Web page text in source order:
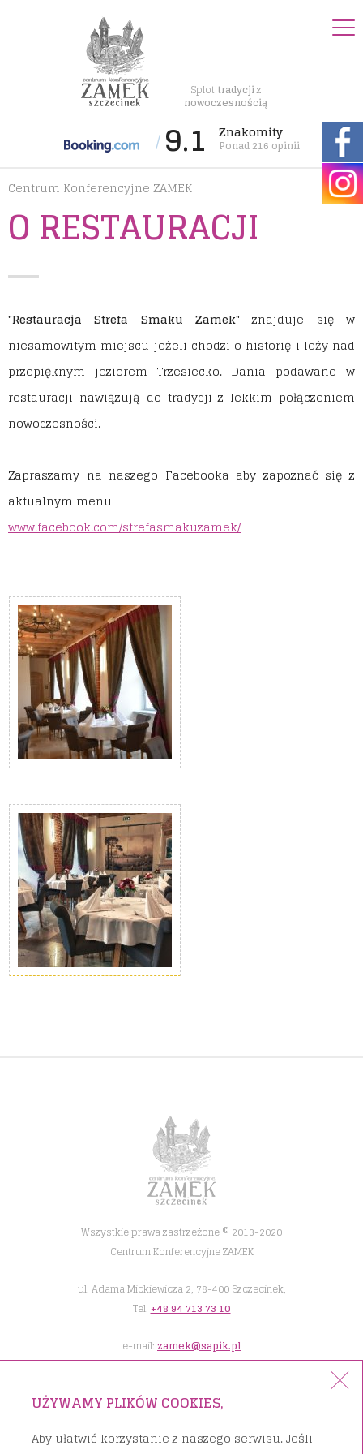
Splottradycjiz
nowoczesnością
/ 9.1 Znakomity
Ponad 216 opinii
Centrum Konferencyjne ZAMEK
O RESTAURACJI
"Restauracja Strefa Smaku Zamek" znajduje się w
niesamowitym miejscu jeżeli chodzi o historię i leży nad
przepięknym jeziorem Trzesiecko. Dania podawane w
restauracji nawiązują do tradycji z lekkim połączeniem
nowoczesności.
Zapraszamy na naszego Facebooka aby zapoznać się z
aktualnym menu
www.facebook.com/strefasmakuzamek/
Wszystkie prawa zastrzeżone © 2013-2020
Centrum Konferencyjne ZAMEK
ul. Adama Mickiewicza 2, 78-400 Szczecinek,
Tel.+48 94 713 73 10
e-mail:zamek@sapik.pl
UŻYWAMY PLIKÓW COOKIES,
Aby ułatwić korzystanie z naszego serwisu. Jeśli